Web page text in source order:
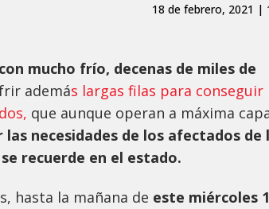
18 de febrero, 2021 |
mucho frío, decenas de miles de
además largas filas para conseguir
que aunque operan a máxima
necesidades de los afectados de
recuerde en el estado.
hasta la mañana de este miércoles